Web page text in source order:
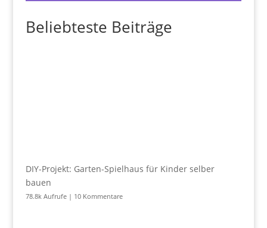
Beliebteste Beiträge
DIY-Projekt: Garten-Spielhaus für Kinder selber
bauen
78.8k Aufrufe| 10 Kommentare